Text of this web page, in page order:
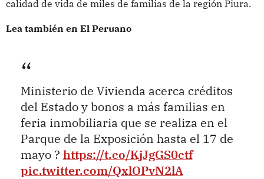
calidad de vida de miles de familias de la región Piura.
Lea también en El Peruano
Ministerio de Vivienda acerca créditos
del Estado y bonos a más familias en
feria inmobiliaria que se realiza en el
Parque de la Exposición hasta el 17 de
mayo ? https://t.co/KjJgGS0ctf
pic.twitter.com/QxlOPvN2lA